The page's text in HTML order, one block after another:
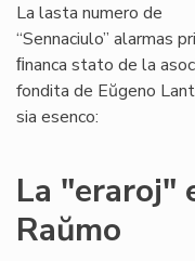
La lasta numero de
“Sennaciulo” alarmas
ﬁnanca stato de la
fondita de Eŭgeno
sia esenco:
La "eraroj"
Raŭmo